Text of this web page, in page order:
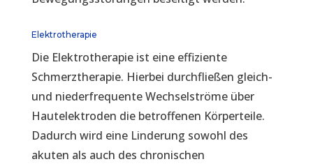
Elektrotherapie
Die Elektrotherapie ist eine effiziente
Schmerztherapie. Hierbei durchfließen gleich-
und niederfrequente Wechselströme über
Hautelektroden die betroffenen Körperteile.
Dadurch wird eine Linderung sowohl des
akuten als auch des chronischen